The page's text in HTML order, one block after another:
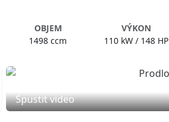
OBJEM
1498 ccm
VÝKON
110 kW / 148 HP
Spustit video